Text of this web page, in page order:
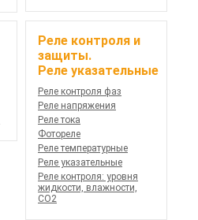
Реле контроля и
защиты.
Реле указательные
Реле контроля фаз
Реле напряжения
Реле тока
Фотореле
Реле температурные
Реле указательные
Реле контроля: уровня
жидкости, влажности,
СО2